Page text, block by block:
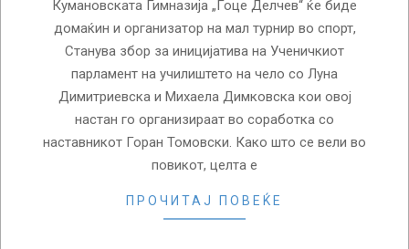
Кумановската Гимназија „Гоце Делчев“ ќе биде
домаќин и организатор на мал турнир во спорт,
Станува збор за иницијатива на Ученичкиот
парламент на училиштето на чело со Луна
Димитриевска и Михаела Димковска кои овој
настан го организираат во соработка со
наставникот Горан Томовски. Како што се вели во
повикот, целта е
ПРОЧИТАЈ ПОВЕЌЕ